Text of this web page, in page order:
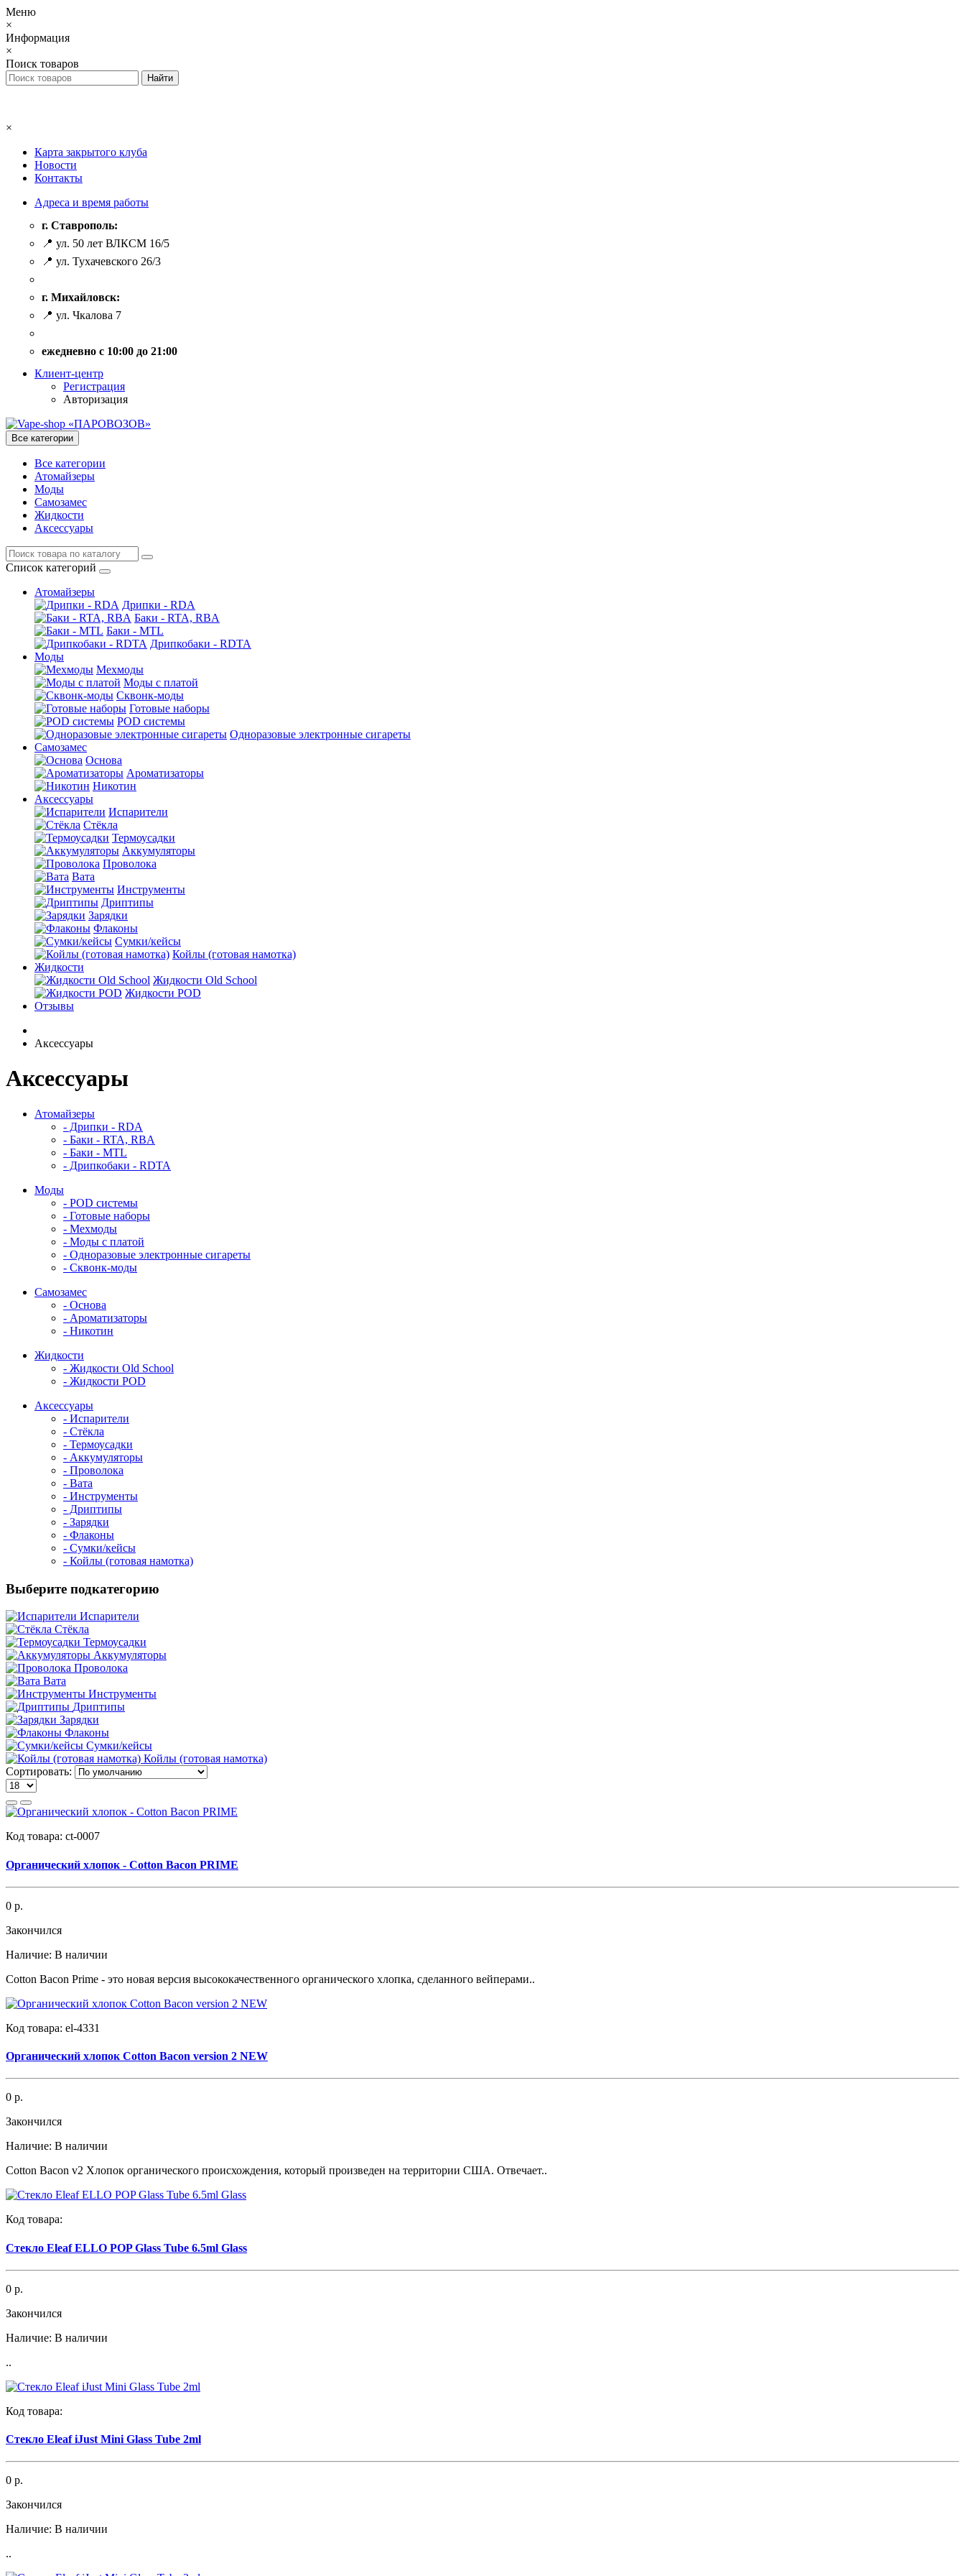
Меню
×
Информация
×
Поиск товаров
×
Карта закрытого клуба
Новости
Контакты
Адреса и время работы
г. Ставрополь:
📍 ул. 50 лет ВЛКСМ 16/5
📍 ул. Тухачевского 26/3
г. Михайловск:
📍 ул. Чкалова 7
ежедневно с 10:00 до 21:00
Клиент-центр
Регистрация
Авторизация
Все категории
Все категории
Атомайзеры
Моды
Самозамес
Жидкости
Аксессуары
Список категорий
Атомайзеры
Дрипки - RDA
Баки - RTA, RBA
Баки - MTL
Дрипкобаки - RDTA
Моды
Мехмоды
Моды с платой
Сквонк-моды
Готовые наборы
POD системы
Одноразовые электронные сигареты
Самозамес
Основа
Ароматизаторы
Никотин
Аксессуары
Испарители
Стёкла
Термоусадки
Аккумуляторы
Проволока
Вата
Инструменты
Дриптипы
Зарядки
Флаконы
Сумки/кейсы
Койлы (готовая намотка)
Жидкости
Жидкости Old School
Жидкости POD
Отзывы
Аксессуары
Аксессуары
Атомайзеры
- Дрипки - RDA
- Баки - RTA, RBA
- Баки - MTL
- Дрипкобаки - RDTA
Моды
- POD системы
- Готовые наборы
- Мехмоды
- Моды с платой
- Одноразовые электронные сигареты
- Сквонк-моды
Самозамес
- Основа
- Ароматизаторы
- Никотин
Жидкости
- Жидкости Old School
- Жидкости POD
Аксессуары
- Испарители
- Стёкла
- Термоусадки
- Аккумуляторы
- Проволока
- Вата
- Инструменты
- Дриптипы
- Зарядки
- Флаконы
- Сумки/кейсы
- Койлы (готовая намотка)
Выберите подкатегорию
Испарители
Стёкла
Термоусадки
Аккумуляторы
Проволока
Вата
Инструменты
Дриптипы
Зарядки
Флаконы
Сумки/кейсы
Койлы (готовая намотка)
Сортировать:
Код товара: ct-0007
Органический хлопок - Cotton Bacon PRIME
0 р.
Закончился
Наличие: В наличии
Cotton Bacon Prime - это новая версия высококачественного органического хлопка, сделанного вейперами..
Код товара: el-4331
Органический хлопок Cotton Bacon version 2 NEW
0 р.
Закончился
Наличие: В наличии
Cotton Bacon v2 Хлопок органического происхождения, который произведен на территории США. Отвечает..
Код товара:
Стекло Eleaf ELLO POP Glass Tube 6.5ml Glass
0 р.
Закончился
Наличие: В наличии
..
Код товара:
Стекло Eleaf iJust Mini Glass Tube 2ml
0 р.
Закончился
Наличие: В наличии
..